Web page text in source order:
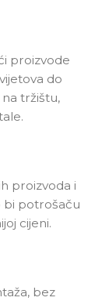
proizvode
do
tržištu,
proizvoda i
bi potrošaču
cijeni.
bez